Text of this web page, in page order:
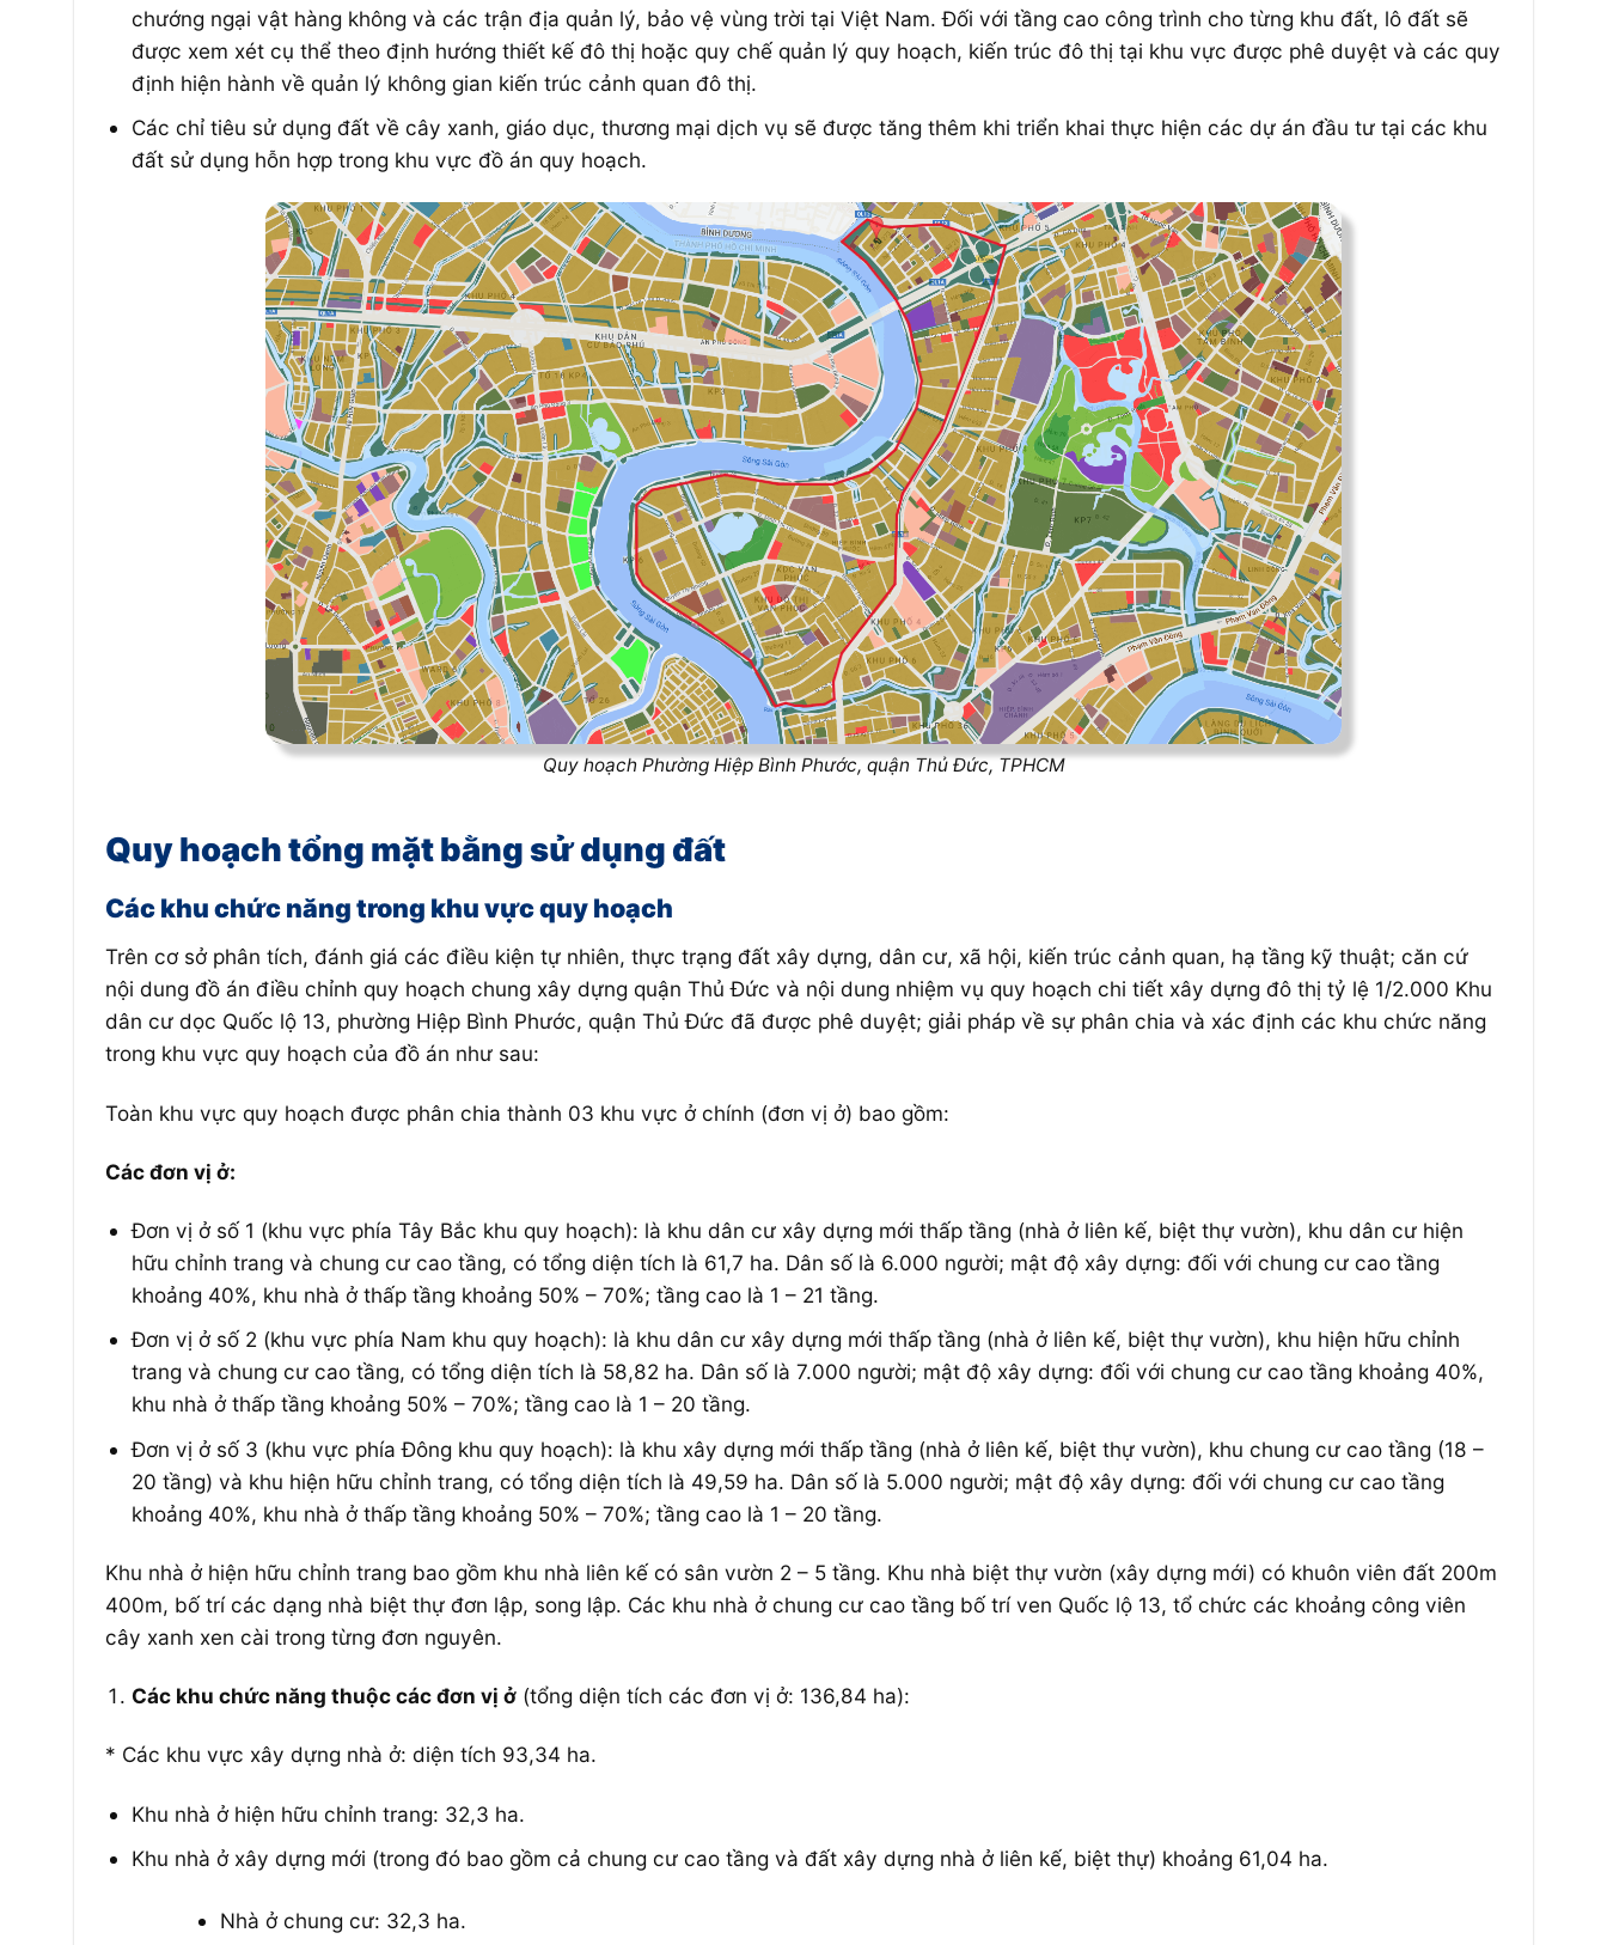
chướng ngại vật hàng không và các trận địa quản lý, bảo vệ vùng trời tại Việt Nam. Đối với tầng cao công trình cho từng khu đất, lô đất sẽ
được xem xét cụ thể theo định hướng thiết kế đô thị hoặc quy chế quản lý quy hoạch, kiến trúc đô thị tại khu vực được phê duyệt và các quy
định hiện hành về quản lý không gian kiến trúc cảnh quan đô thị.
Các chỉ tiêu sử dụng đất về cây xanh, giáo dục, thương mại dịch vụ sẽ được tăng thêm khi triển khai thực hiện các dự án đầu tư tại các khu
đất sử dụng hỗn hợp trong khu vực đồ án quy hoạch.
Quy hoạch Phường Hiệp Bình Phước, quận Thủ Đức, TPHCM
Quy hoạch tổng mặt bằng sử dụng đất
Các khu chức năng trong khu vực quy hoạch
Trên cơ sở phân tích, đánh giá các điều kiện tự nhiên, thực trạng đất xây dựng, dân cư, xã hội, kiến trúc cảnh quan, hạ tầng kỹ thuật; căn cứ
nội dung đồ án điều chỉnh quy hoạch chung xây dựng quận Thủ Đức và nội dung nhiệm vụ quy hoạch chi tiết xây dựng đô thị tỷ lệ 1/2.000 Khu
dân cư dọc Quốc lộ 13, phường Hiệp Bình Phước, quận Thủ Đức đã được phê duyệt; giải pháp về sự phân chia và xác định các khu chức năng
trong khu vực quy hoạch của đồ án như sau:
Toàn khu vực quy hoạch được phân chia thành 03 khu vực ở chính (đơn vị ở) bao gồm:
Các đơn vị ở:
Đơn vị ở số 1 (khu vực phía Tây Bắc khu quy hoạch): là khu dân cư xây dựng mới thấp tầng (nhà ở liên kế, biệt thự vườn), khu dân cư hiện
hữu chỉnh trang và chung cư cao tầng, có tổng diện tích là 61,7 ha. Dân số là 6.000 người; mật độ xây dựng: đối với chung cư cao tầng
khoảng 40%, khu nhà ở thấp tầng khoảng 50% – 70%; tầng cao là 1 – 21 tầng.
Đơn vị ở số 2 (khu vực phía Nam khu quy hoạch): là khu dân cư xây dựng mới thấp tầng (nhà ở liên kế, biệt thự vườn), khu hiện hữu chỉnh
trang và chung cư cao tầng, có tổng diện tích là 58,82 ha. Dân số là 7.000 người; mật độ xây dựng: đối với chung cư cao tầng khoảng 40%,
khu nhà ở thấp tầng khoảng 50% – 70%; tầng cao là 1 – 20 tầng.
Đơn vị ở số 3 (khu vực phía Đông khu quy hoạch): là khu xây dựng mới thấp tầng (nhà ở liên kế, biệt thự vườn), khu chung cư cao tầng (18 –
20 tầng) và khu hiện hữu chỉnh trang, có tổng diện tích là 49,59 ha. Dân số là 5.000 người; mật độ xây dựng: đối với chung cư cao tầng
khoảng 40%, khu nhà ở thấp tầng khoảng 50% – 70%; tầng cao là 1 – 20 tầng.
Khu nhà ở hiện hữu chỉnh trang bao gồm khu nhà liên kế có sân vườn 2 – 5 tầng. Khu nhà biệt thự vườn (xây dựng mới) có khuôn viên đất 200m
400m, bố trí các dạng nhà biệt thự đơn lập, song lập. Các khu nhà ở chung cư cao tầng bố trí ven Quốc lộ 13, tổ chức các khoảng công viên
cây xanh xen cài trong từng đơn nguyên.
Các khu chức năng thuộc các đơn vị ở(tổng diện tích các đơn vị ở: 136,84 ha):
* Các khu vực xây dựng nhà ở: diện tích 93,34 ha.
Khu nhà ở hiện hữu chỉnh trang: 32,3 ha.
Khu nhà ở xây dựng mới (trong đó bao gồm cả chung cư cao tầng và đất xây dựng nhà ở liên kế, biệt thự) khoảng 61,04 ha.
Nhà ở chung cư: 32,3 ha.